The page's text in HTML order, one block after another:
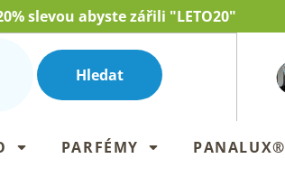
slevou abyste zářili "LETO20"
Hledat
PARFÉMY PANALUX®